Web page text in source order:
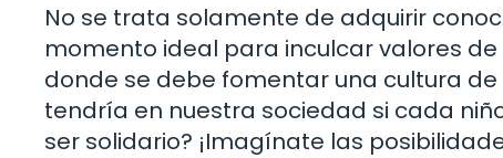
No se trata solamente de adquirir
momento ideal para inculcar valores
donde se debe fomentar una cultura
tendría en nuestra sociedad si cada
ser solidario? ¡Imagínate las